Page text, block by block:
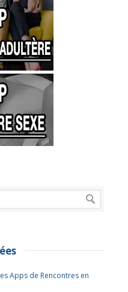
Apps de Rencontres en